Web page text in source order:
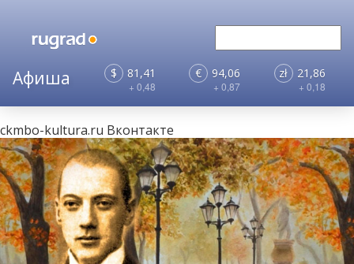
$ 81,41
+ 0,48
€ 94,06
+ 0,87
zł 21,86
+ 0,18
ckmbo-kultura.ru Вконтакте